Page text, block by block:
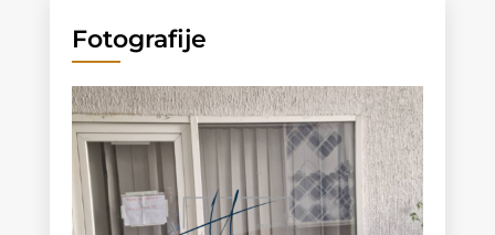
Fotografije